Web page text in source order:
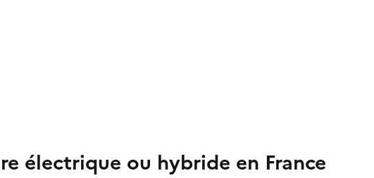
électrique ou hybride en France